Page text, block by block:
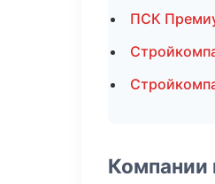
ПСК
Компании